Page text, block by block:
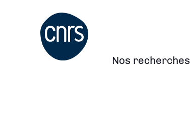
Navigation
Nos recherches